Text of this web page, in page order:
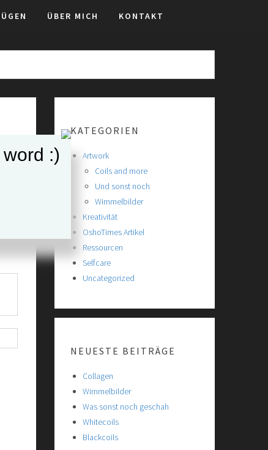
ÜBER MICH KONTAKT
KATEGORIEN
Artwork
Coils and more
Und sonst noch
Wimmelbilder
Kreativität
OshoTimes Artikel
Ressourcen
Selfcare
Uncategorized
NEUESTE BEITRÄGE
Collagen
Wimmelbilder
Was sonst noch geschah
Whitecoils
Blackcoils
:)